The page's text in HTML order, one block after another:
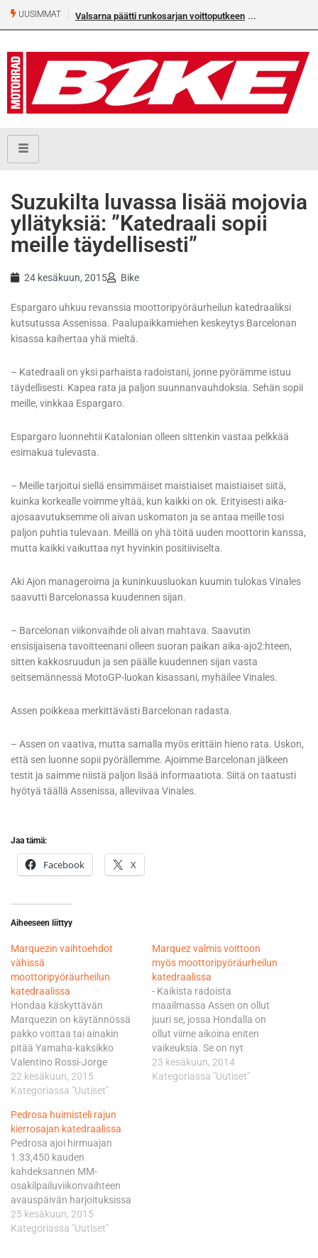
UUSIMMAT Valsarna päätti runkosarjan voittoputkeen
Suzukilta luvassa lisää mojovia
yllätyksiä: ”Katedraali sopii
meille täydellisesti”
24 kesäkuun, 2015 Bike
Espargaro uhkuu revanssia moottoripyöräurheilun katedraaliksi
kutsutussa Assenissa. Paalupaikkamiehen keskeytys Barcelonan
kisassa kaihertaa yhä mieltä.
– Katedraali on yksi parhaista radoistani, jonne pyörämme istuu
täydellisesti. Kapea rata ja paljon suunnanvauhdoksia. Sehän sopii
meille, vinkkaa Espargaro.
Espargaro luonnehtii Katalonian olleen sittenkin vastaa pelkkää
esimakua tulevasta.
– Meille tarjoitui siellä ensimmäiset maistiaiset maistiaiset siitä,
kuinka korkealle voimme yltää, kun kaikki on ok. Erityisesti aika-
ajosaavutuksemme oli aivan uskomaton ja se antaa meille tosi
paljon puhtia tulevaan. Meillä on yhä töitä uuden moottorin kanssa,
mutta kaikki vaikuttaa nyt hyvinkin positiiviselta.
Aki Ajon manageroima ja kuninkuusluokan kuumin tulokas Vinales
saavutti Barcelonassa kuudennen sijan.
– Barcelonan viikonvaihde oli aivan mahtava. Saavutin
ensisijaisena tavoitteenani olleen suoran paikan aika-ajo2:hteen,
sitten kakkosruudun ja sen päälle kuudennen sijan vasta
seitsemännessä MotoGP-luokan kisassani, myhäilee Vinales.
Assen poikkeaa merkittävästi Barcelonan radasta.
– Assen on vaativa, mutta samalla myös erittäin hieno rata. Uskon,
että sen luonne sopii pyörällemme. Ajoimme Barcelonan jälkeen
testit ja saimme niistä paljon lisää informaatiota. Siitä on taatusti
hyötyä täällä Assenissa, alleviivaa Vinales.
Jaa tämä:
Facebook X
Aiheeseen liittyy
Marquezin vaihtoehdot
vähissä
moottoripyöräurheilun
katedraalissa
Hondaa käskyttävän
Marquezin on käytännössä
pakko voittaa tai ainakin
pitää Yamaha-kaksikko
Valentino Rossi-Jorge
Lorenzo takanaan
säilyttääkseen
peräkkäiseen titteliin.
Marquezin plakkaria rasittaa
kolme pisteetöntä GP:tä,
joista viimeisin osui
kirvelevästi kotiyleisön eteen
Barcelonassa. Sarjaa
johtavalla Rossilla on koossa
138 pistettä ja neljä viimeistä
kisaa voittanut Lorenzo
22 kesäkuun, 2015
Kategoriassa "Uutiset"
Marquez valmis voittoon
myös moottoripyöräurheilun
katedraalissa
- Kaikista radoista
maailmassa Assen on ollut
juuri se, jossa Hondalla on
ollut viime aikoina eniten
vaikeuksia. Se on nyt
onneksi enää menneisyyttä.
Lähden Asseniin aivan eri
23 kesäkuun, 2014
Kategoriassa "Uutiset"
Pedrosa huimisteli rajun
kierrosajan katedraalissa
Pedrosa ajoi hirmuajan
1.33,450 kauden
kahdeksannen MM-
osakilpailuviikonvaihteen
avauspäivän harjoituksissa
Hollannissa. Sitä kovempaa
ei moottoripyöräurheilun
25 kesäkuun, 2015
Kategoriassa "Uutiset"